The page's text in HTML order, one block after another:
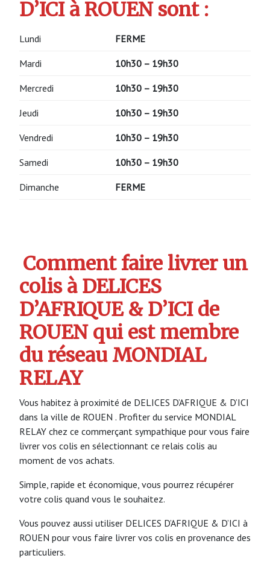
D’ICI à ROUEN sont :
Lundi FERME
Mardi 10h30 – 19h30
Mercredi 10h30 – 19h30
Jeudi 10h30 – 19h30
Vendredi 10h30 – 19h30
Samedi 10h30 – 19h30
Dimanche FERME
Comment faire livrer un
colis à DELICES
D’AFRIQUE & D’ICI de
ROUEN qui est membre
du réseau MONDIAL
RELAY
Vous habitez à proximité de DELICES D’AFRIQUE & D’ICI
dans la ville de ROUEN . Profiter du service MONDIAL
RELAY chez ce commerçant sympathique pour vous faire
livrer vos colis en sélectionnant ce relais colis au
moment de vos achats.
Simple, rapide et économique, vous pourrez récupérer
votre colis quand vous le souhaitez.
Vous pouvez aussi utiliser DELICES D’AFRIQUE & D’ICI à
ROUEN pour vous faire livrer vos colis en provenance des
particuliers.